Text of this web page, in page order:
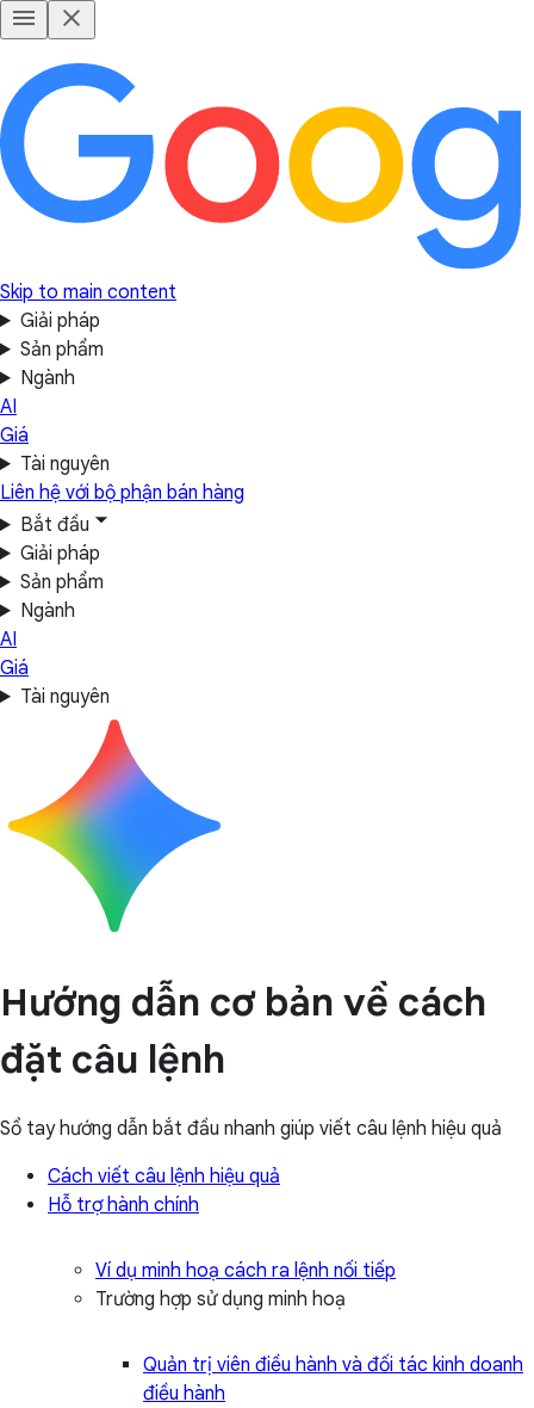
Skip to main content
Giải pháp
Sản phẩm
Ngành
AI
Giá
Tài nguyên
Liên hệ với bộ phận bán hàng
Bắt đầu
Giải pháp
Sản phẩm
Ngành
AI
Giá
Tài nguyên
Hướng dẫn cơ bản về cách
đặt câu lệnh
Sổ tay hướng dẫn bắt đầu nhanh giúp viết câu lệnh hiệu quả
Cách viết câu lệnh hiệu quả
Hỗ trợ hành chính
Ví dụ minh hoạ cách ra lệnh nối tiếp
Trường hợp sử dụng minh hoạ
Quản trị viên điều hành và đối tác kinh doanh
điều hành